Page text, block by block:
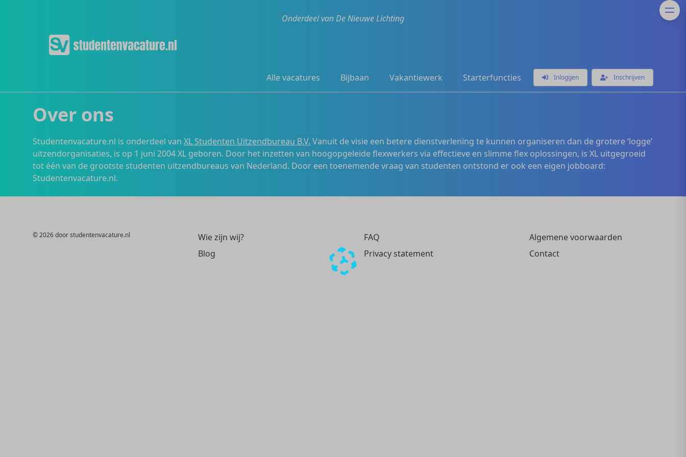
Onderdeel van De Nieuwe Lichting
Alle vacatures Bijbaan Vakantiewerk Starterfuncties Inloggen Inschrijven
Over ons
Studentenvacature.nl is onderdeel van XL Studenten Uitzendbureau B.V. Vanuit de visie een betere dienstverlening te kunnen organiseren dan de grotere ‘logge’
uitzendorganisaties, is op 1 juni 2004 XL geboren. Door het inzetten van hoogopgeleide flexwerkers via effectieve en slimme flex oplossingen, is XL uitgegroeid
tot één van de grootste studenten uitzendbureaus van Nederland. Door een toenemende vraag van studenten ontstond er ook een eigen jobboard:
Studentenvacature.nl.
© 2026 door studentenvacature.nl
Wie zijn wij?
Blog
FAQ
Privacy statement
Algemene voorwaarden
Contact